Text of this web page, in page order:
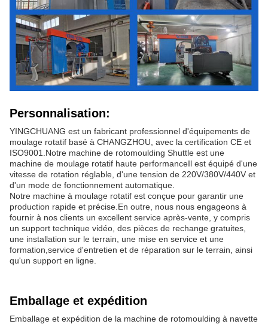
Personnalisation:
YINGCHUANG est un fabricant professionnel d'équipements de
moulage rotatif basé à CHANGZHOU, avec la certification CE et
ISO9001.Notre machine de rotomoulding Shuttle est une
machine de moulage rotatif haute performanceIl est équipé d'une
vitesse de rotation réglable, d'une tension de 220V/380V/440V et
d'un mode de fonctionnement automatique.
Notre machine à moulage rotatif est conçue pour garantir une
production rapide et précise.En outre, nous nous engageons à
fournir à nos clients un excellent service après-vente, y compris
un support technique vidéo, des pièces de rechange gratuites,
une installation sur le terrain, une mise en service et une
formation,service d'entretien et de réparation sur le terrain, ainsi
qu'un support en ligne.
Emballage et expédition
Emballage et expédition de la machine de rotomoulding à navette